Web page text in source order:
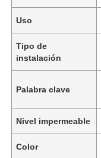
Uso
Tipo de
instalación
Palabra clave
Nivel impermeable
Color